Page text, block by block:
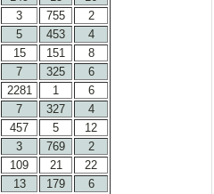
3 755
2
5 453
4
15 151
8
7 325
6
2281 1
6
7 327
4
457 5
12
3 769
2
109 21
22
13 179
6